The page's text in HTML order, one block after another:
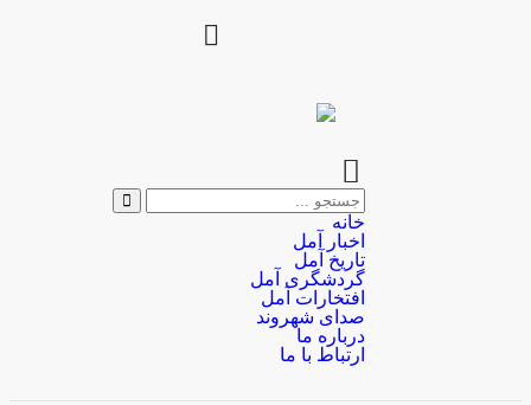
خانه
اخبار آمل
تاریخ آمل
گردشگری آمل
افتخارات آمل
صدای شهروند
درباره ما
ارتباط با ما